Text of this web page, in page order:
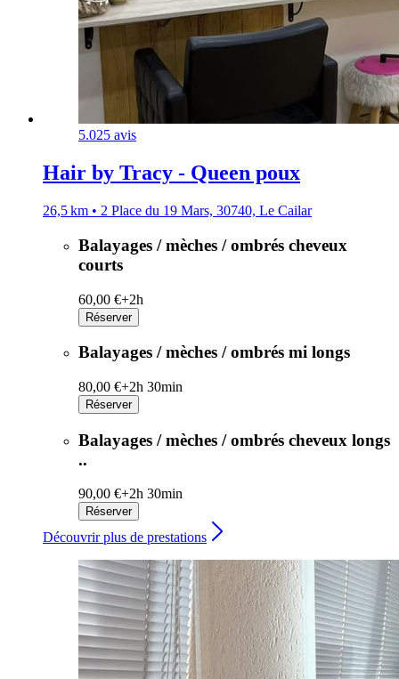
5.025 avis
Hair by Tracy - Queen poux
26,5 km • 2 Place du 19 Mars, 30740, Le Cailar
Balayages / mèches / ombrés cheveux
courts
60,00 €+2h
Réserver
Balayages / mèches / ombrés mi longs
80,00 €+2h 30min
Réserver
Balayages / mèches / ombrés cheveux longs
..
90,00 €+2h 30min
Réserver
Découvrir plus de prestations